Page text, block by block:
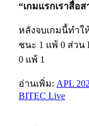
“เกมแรกเราสื่อ
หลังจบเกมนี้ทำใ
ชนะ 1 แพ้ 0 ส่วน
0 แพ้ 1
อ่านเพิ่ม: APL
BITEC Live